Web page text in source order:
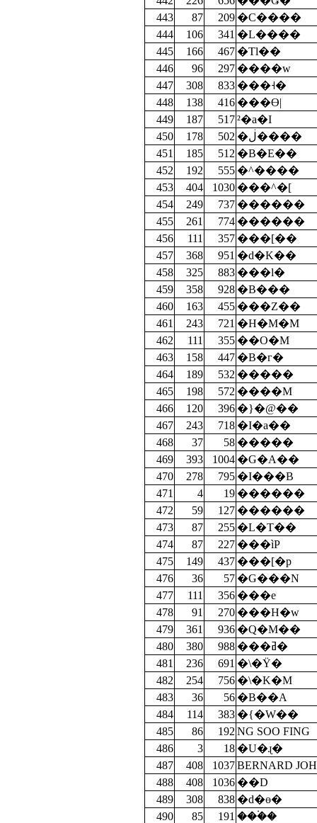
443
87 209 �C����
444
106 341 �L����
445
166 467 �Τl��
446
96 297 ����w
447
308 833 ���˧�
448
138 416 ���Ө|
449
187 517 ²�a�I
450
178 502
�ڶ����
451
185 512 �B�E��
452
192 555 �^����
453
404 1030 ���^�[
454
249 737 ������
455
261 774 ������
456
111 357 ���[��
457
368 951 �d�K��
458
325 883 ���l�
459
358 928 �B���
460
163 455 ���Z��
461
243 721 �H�M�M
462
111 355 ��O�M
463
158 447 �B�г�
464
189 532 �����
465
198 572 ����M
466
120 396 �}�@��
467
243 718 �I�a��
468
37 58 �����
469
393 1004 �G�A��
470
278 795 �I���B
471
4 19 ������
472
59 127 ������
473
87 255 �L�T��
474
87 227 ���ìP
475
149 437 ���[�p
476
36 57 �G���N
477
111 356 ���e
478
91 270 ���H�w
479
361 936 �Q�M��
480
380 988
���ߥ�
481
236 691 �\�Ÿ�
482
254 756 �\�K�M
483
36 56 �B��A
484
114 383 �{�W��
485
86 192 NG SOO FING
486
3 18 �U�ɻ�
487
408 1037 BERNARD
488
408 1036 ��D
489
308 838 �d�ө�
490
85 191 ���۬�